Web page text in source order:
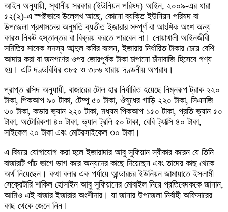
আইন অনুযায়ী, স্থানীয় সরকার (ইউনিয়ন পরিষদ) আইন, ২০০৯-এর ধারা
৫২(২)-এ স্পষ্টভাবে উল্লেখ আছে, কোনো ব্যক্তি ইউনিয়ন পরিষদ বা
উপজেলা প্রশাসনের অনুমতি ব্যতীত ইজারার সম্পূর্ণ বা আংশিক অংশ অন্য
কারও নিকট হস্তান্তর বা বিক্রয় করতে পারবেন না। নোয়াখালী আইনজীবী
সমিতির সাবেক সদস্য আব্দুল কবির বলেন, ইজারার নির্ধারিত টাকার চেয়ে বেশি
আদায় করা বা জনগণের ওপর জোরপূর্বক টাকা চাপানো চাঁদাবাজি হিসেবে গণ্য
হয়। এটি দণ্ডবিধির ৩৮৫ ও ৩৮৬ ধারায় দণ্ডনীয় অপরাধ।
প্রাপ্ত রসিদ অনুযায়ী, বাজারের টোল হার নির্ধারিত হয়েছে নিম্নরূপ ট্রাক ২২০
টাকা, পিকআপ ৯০ টাকা, টেম্পু ৫০ টাকা, ঔষুধের গাড়ি ২২০ টাকা, সিএনজি
৩০ টাকা, কভার ভ্যান ২২০ টাকা, মধ্যম পিকআপ ১৫০ টাকা, প্রতি ভ্যান ৫০
টাকা, অটোরিকশা ৪০ টাকা, ভ্যান ট্রলি ৫০ টাকা, বেবি ট্যাক্সি ৪০ টাকা,
সাইকেল ২০ টাকা এবং মোটরসাইকেল ৩০ টাকা।
এ বিষয়ে যোগাযোগ করা হলে ইজারাদার আবু সুফিয়ান স্বীকার করেন যে তিনি
বাজারটি পাঁচ ভাগে ভাগ করে অন্যদের কাছে দিয়েছেন এবং তাদের কাছ থেকে
অর্থ নিয়েছেন। কথা বলার এক পর্যায়ে আন্ডারচর ইউনিয়ন জামায়াতে ইসলামী
সেক্রেটারি শাকিল হোসাইন আবু সুফিয়ানের মোবাইল নিয়ে প্রতিবেদককে জানান,
আমিও এই বাজার ইজারার অংশীদার। যা জানার উপজেলা নির্বাহী অফিসারের
কাছ থেকে জেনে নিন।